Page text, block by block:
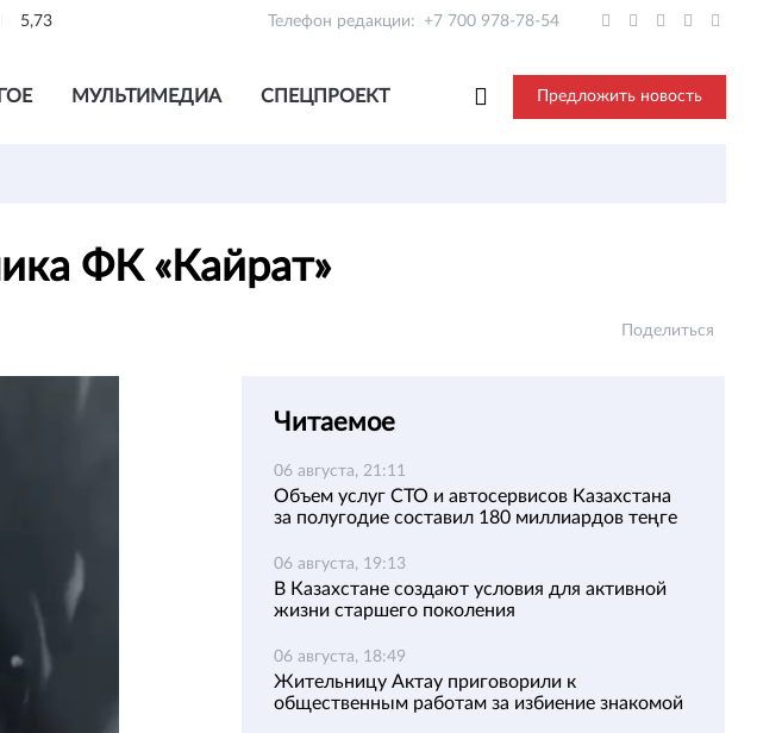
5,73 Телефон редакции: +7 700 978-78-54
МУЛЬТИМЕДИА СПЕЦПРОЕКТ Предложить новость
ФК «Кайрат»
Поделиться
Читаемое
06 августа, 21:11
Объем услуг СТО и автосервисов Казахстана
за полугодие составил 180 миллиардов теңге
06 августа, 19:13
В Казахстане создают условия для активной
жизни старшего поколения
06 августа, 18:49
Жительницу Актау приговорили к
общественным работам за избиение знакомой